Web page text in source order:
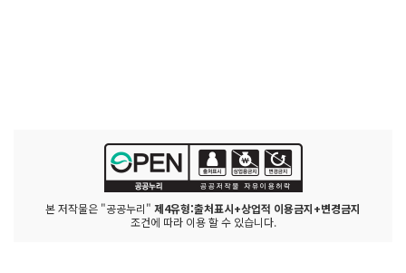
본 저작물은 "공공누리" 제4유형:출처표시+상업적 이용금지+변경금지
조건에 따라 이용 할 수 있습니다.